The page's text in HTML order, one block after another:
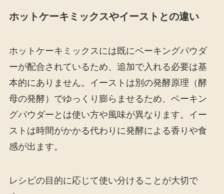
ホットケーキミックスやイーストとの違い
ホットケーキミックスには既にベーキングパウダ
ーが配合されているため、追加で入れる必要は基
本的にありません。イーストは別の発酵原理（酵
母の発酵）でゆっくり膨らませるため、ベーキン
グパウダーとは使い方や風味が異なります。イー
ストは時間がかかる代わりに発酵による香りや食
感が出ます。
レシピの目的に応じて使い分けることが大切で